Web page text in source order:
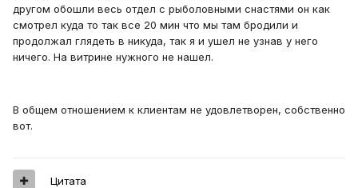
другом обошли весь отдел с рыболовными снастями он как
смотрел куда то так все 20 мин что мы там бродили и
продолжал глядеть в никуда, так я и ушел не узнав у него
ничего. На витрине нужного не нашел.
В общем отношением к клиентам не удовлетворен, собственно
вот.
Цитата